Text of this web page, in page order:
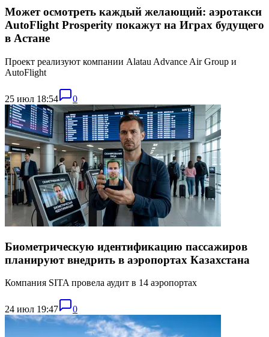
Может осмотреть каждый желающий: аэротакси
AutoFlight Prosperity покажут на Играх будущего
в Астане
Проект реализуют компании Alatau Advance Air Group и
AutoFlight
25 июл 18:54 0
Биометрическую идентификацию пассажиров
планируют внедрить в аэропортах Казахстана
Компания SITA провела аудит в 14 аэропортах
24 июл 19:47 0